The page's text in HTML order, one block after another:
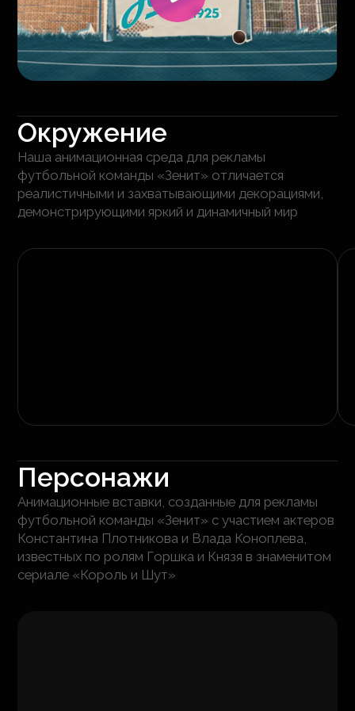
Окружение
Наша анимационная среда для рекламы
футбольной команды «Зенит» отличается
реалистичными и захватывающими декорациями,
демонстрирующими яркий и динамичный мир
Персонажи
Анимационные вставки, созданные для рекламы
футбольной команды «Зенит» с участием актеров
Константина Плотникова и Влада Коноплева,
известных по ролям Горшка и Князя в знаменитом
сериале «Король и Шут»